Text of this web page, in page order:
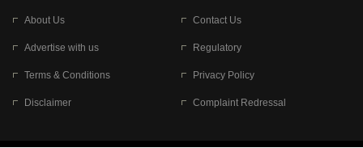
About Us Contact Us
Advertise with us Regulatory
Terms & Conditions Privacy Policy
Disclaimer Complaint Redressal